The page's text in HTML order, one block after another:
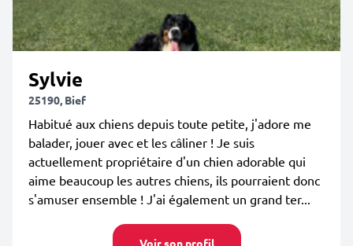
Sylvie
25190, Bief
Habitué aux chiens depuis toute petite, j'adore me
balader, jouer avec et les câliner ! Je suis
actuellement propriétaire d'un chien adorable qui
aime beaucoup les autres chiens, ils pourraient donc
s'amuser ensemble ! J'ai également un grand ter...
Voir son profil